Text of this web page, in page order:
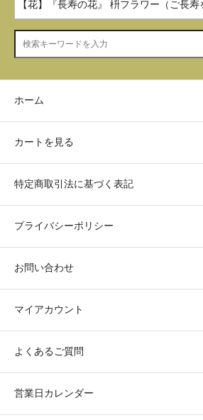
ホーム
カートを見る
特定商取引法に基づく表記
プライバシーポリシー
お問い合わせ
マイアカウント
よくあるご質問
営業日カレンダー